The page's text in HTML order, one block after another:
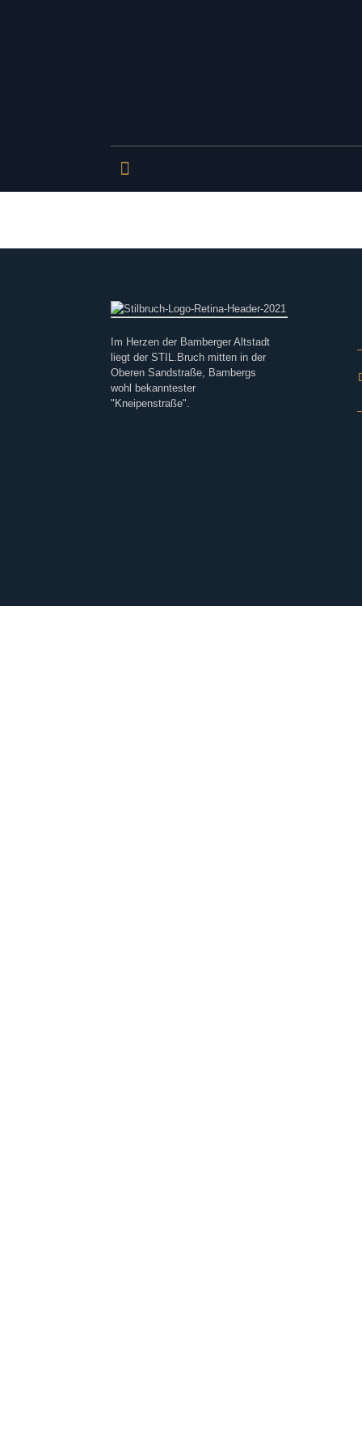
Im Herzen der Bamberger Altstadt
liegt der STIL.Bruch mitten in der
Oberen Sandstraße, Bambergs
wohl bekanntester
"Kneipenstraße".